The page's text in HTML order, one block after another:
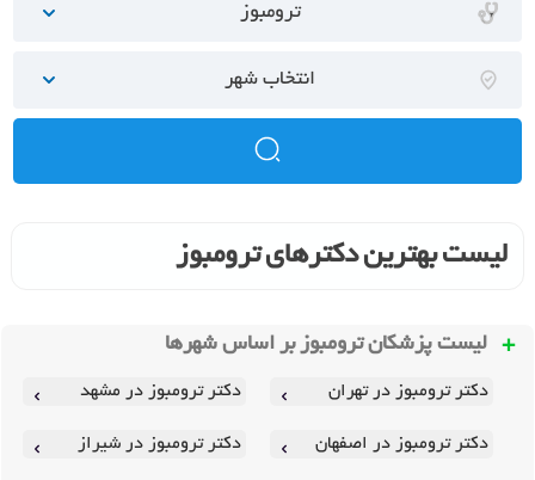
ترومبوز
انتخاب شهر
لیست بهترین دکترهای ترومبوز
لیست پزشکان ترومبوز بر اساس شهرها
دکتر ترومبوز در تهران دکتر ترومبوز در مشهد
دکتر ترومبوز در اصفهان دکتر ترومبوز در شیراز